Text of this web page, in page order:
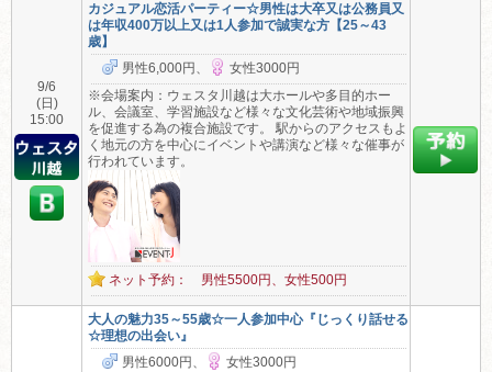
9/6
(日)
15:00
カジュアル恋活パーティー☆男性は大卒又は公務員又
は年収400万以上又は1人参加で誠実な方【25～43
歳】
男性6,000円、
女性3000円
※会場案内：ウェスタ川越は大ホールや多目的ホー
ル、会議室、学習施設など様々な文化芸術や地域振興
を促進する為の複合施設です。 駅からのアクセスもよ
く地元の方を中心にイベントや講演など様々な催事が
行われています。
ネット予約： 男性5500円、女性500円
大人の魅力35～55歳☆一人参加中心『じっくり話せる
☆理想の出会い』
男性6000円、
女性3000円